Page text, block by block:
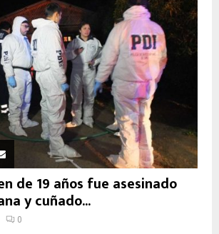
de 19 años fue asesinado
y cuñado...
0